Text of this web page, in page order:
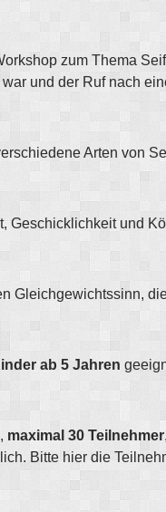
zum Thema
und der Ruf nach
Arten von
Geschicklichkeit und
Gleichgewichtssinn,
ab 5 Jahren
maximal 30 Teilnehmer
Bitte hier die